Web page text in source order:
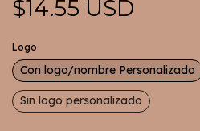
$14.55 USD
Logo
Con logo/nombre Personalizado
Sin logo personalizado